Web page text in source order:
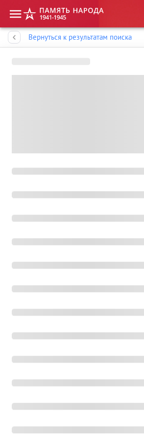
Вернуться к результатам поиска
Память народа